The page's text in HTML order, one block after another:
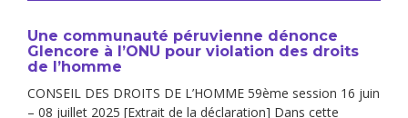
Une communauté péruvienne dénonce
Glencore à l’ONU pour violation des droits
de l’homme
CONSEIL DES DROITS DE L’HOMME 59ème session 16 juin
– 08 juillet 2025 [Extrait de la déclaration] Dans cette